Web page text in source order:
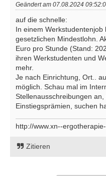
Geändert am 07.08.2024
auf die schnelle:
In einem
gesetzlichen Mindestlohn.
Euro pro Stunde (Stand:
ihren Werkstudenten und
mehr.
Je nach Einrichtung, Ort..
möglich. Schau mal im
Stellenausschreibungen
Einstiegsprämien, suchen
http://www.xn--
Zitieren